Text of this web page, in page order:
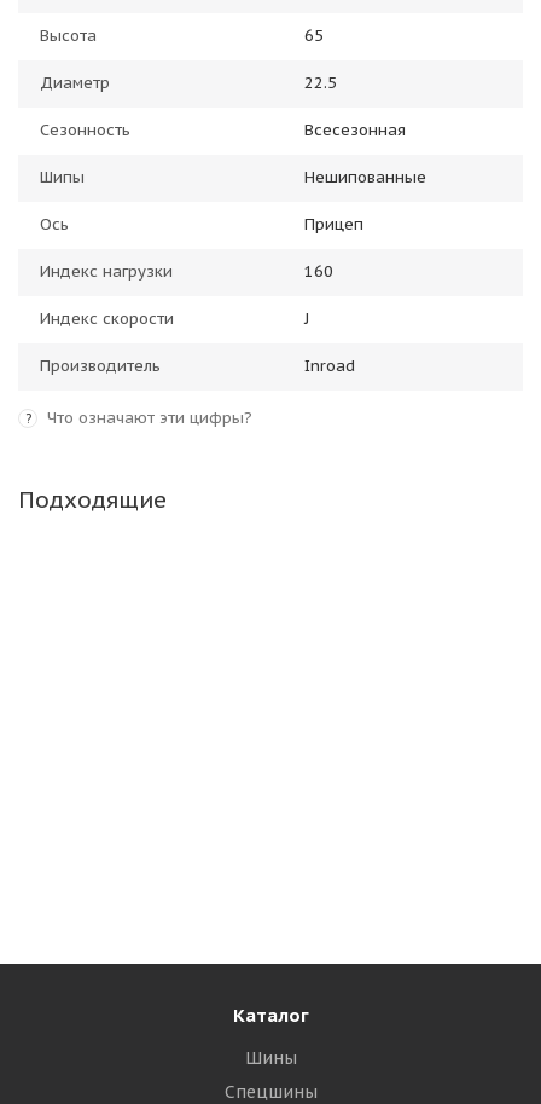
Высота 65
Диаметр 22.5
Сезонность Всесезонная
Шипы Нешипованные
Ось Прицеп
Индекс нагрузки 160
Индекс скорости J
Производитель Inroad
? Что означают эти цифры?
Подходящие
Каталог
Шины
Спецшины